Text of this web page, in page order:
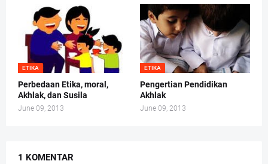
ETIKA
Perbedaan Etika, moral,
Akhlak, dan Susila
June 09, 2013
ETIKA
Pengertian Pendidikan
Akhlak
June 09, 2013
1 KOMENTAR